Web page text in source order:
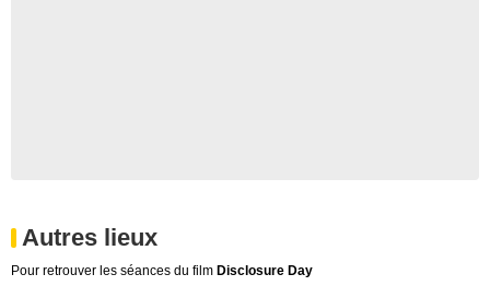
Autres lieux
Pour retrouver les séances du film Disclosure Day